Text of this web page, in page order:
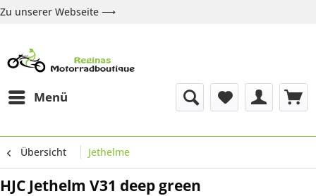
Zu unserer Webseite ⟶
Menü
Übersicht Jethelme
HJC Jethelm V31 deep green